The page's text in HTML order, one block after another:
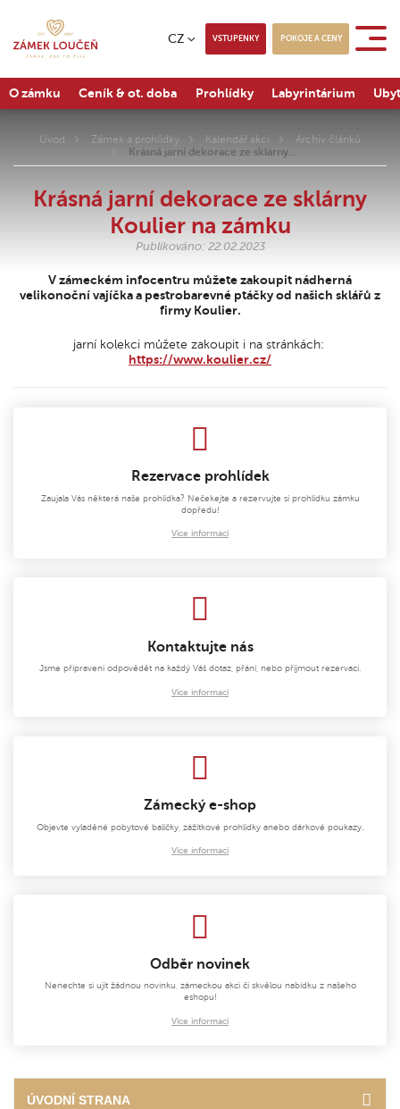
CZ VSTUPENKY POKOJE A CENY
O zámku Ceník & ot. doba Prohlídky Labyrintárium
Úvod Zámek a prohlídky Kalendář akcí
Archiv článků
Krásná jarní dekorace ze sklárny…
Krásná jarní dekorace ze sklárny
Koulier na zámku
Publikováno: 22.02.2023
V zámeckém infocentru můžete zakoupit nádherná
velikonoční vajíčka a pestrobarevné ptáčky od našich sklářů z
firmy Koulier.
jarní kolekci můžete zakoupit i na stránkách:
https://www.koulier.cz/
Rezervace prohlídek
Zaujala Vás některá naše prohlídka? Nečekejte a rezervujte si prohlídku zámku
dopředu!
Více informací
Kontaktujte nás
Jsme připraveni odpovědět na každý Váš dotaz, přání, nebo přijmout rezervaci.
Více informací
Zámecký e-shop
Objevte vyladěné pobytové balíčky, zážitkové prohlídky anebo dárkové poukazy.
Více informací
Odběr novinek
Nenechte si ujít žádnou novinku, zámeckou akci či skvělou nabídku z našeho
eshopu!
Více informací
ÚVODNÍ STRANA